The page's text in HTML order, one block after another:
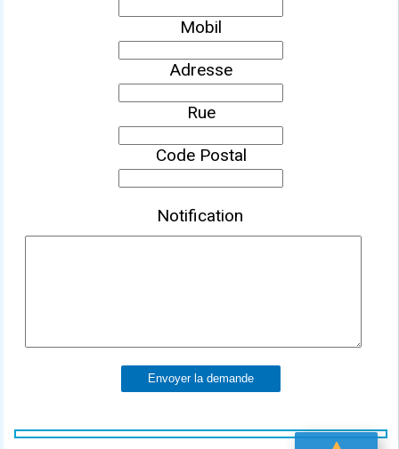
Mobil
Adresse
Rue
Code Postal
Notification
Envoyer la demande